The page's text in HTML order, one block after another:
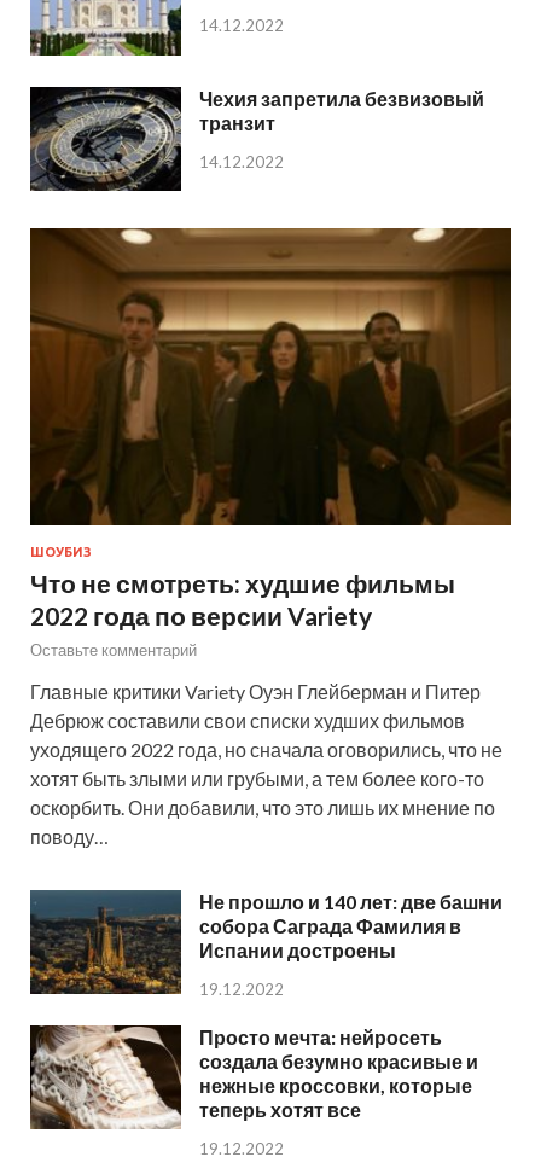
14.12.2022
Чехия запретила безвизовый
транзит
14.12.2022
ШОУБИЗ
Что не смотреть: худшие фильмы
2022 года по версии Variety
Оставьте комментарий
Главные критики Variety Оуэн Глейберман и Питер
Дебрюж составили свои списки худших фильмов
уходящего 2022 года, но сначала оговорились, что не
хотят быть злыми или грубыми, а тем более кого-то
оскорбить. Они добавили, что это лишь их мнение по
поводу…
Не прошло и 140 лет: две башни
собора Саграда Фамилия в
Испании достроены
19.12.2022
Просто мечта: нейросеть
создала безумно красивые и
нежные кроссовки, которые
теперь хотят все
19.12.2022